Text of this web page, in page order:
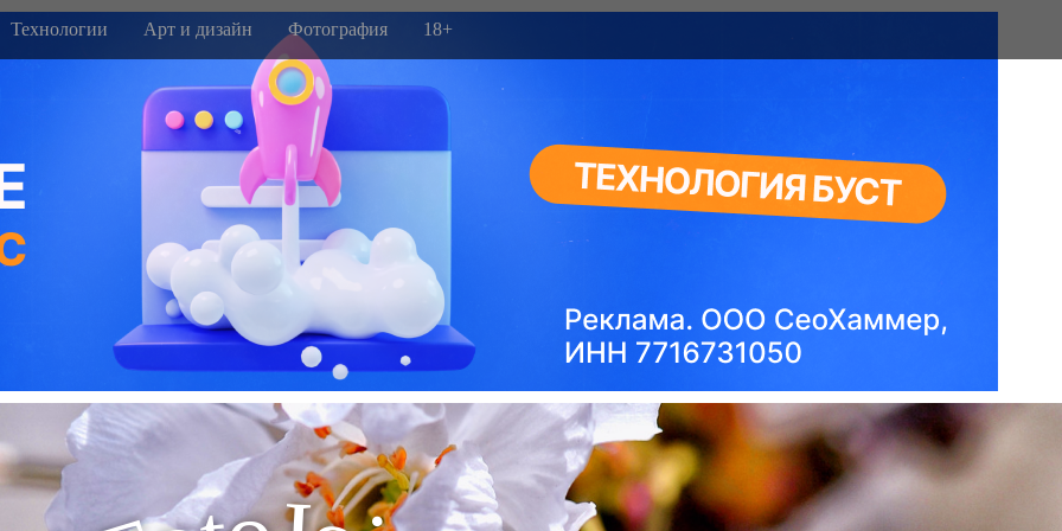
Технологии Арт и дизайн Фотография 18+